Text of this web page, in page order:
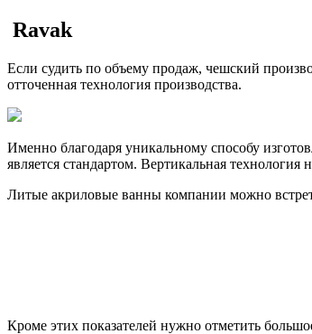
Ravak
Если судить по объему продаж, чешский
отточенная технология производства.
Именно благодаря уникальному способу
является стандартом. Вертикальная
Литые акриловые ванны компании можно
Кроме этих показателей нужно отметить